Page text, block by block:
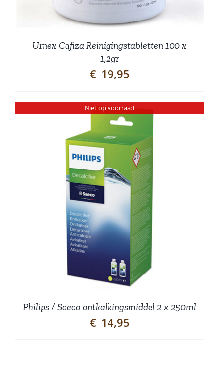
Urnex Cafiza Reinigingstabletten 100 x
1,2gr
€ 19,95
Niet op voorraad
Philips / Saeco ontkalkingsmiddel 2 x 250ml
€ 14,95